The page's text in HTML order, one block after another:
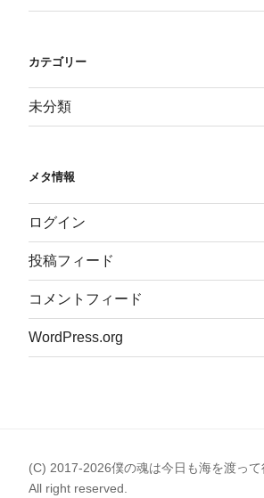
カテゴリー
未分類
メタ情報
ログイン
投稿フィード
コメントフィード
WordPress.org
(C) 2017-2026僕の魂は今日も海を渡って
All right reserved.